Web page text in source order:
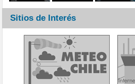
Sitios de Interés